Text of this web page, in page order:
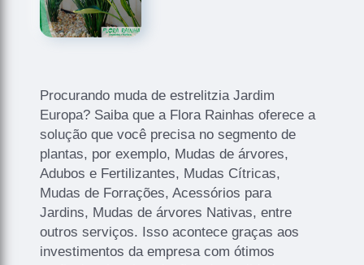
Procurando muda de estrelitzia Jardim
Europa? Saiba que a Flora Rainhas oferece a
solução que você precisa no segmento de
plantas, por exemplo, Mudas de árvores,
Adubos e Fertilizantes, Mudas Cítricas,
Mudas de Forrações, Acessórios para
Jardins, Mudas de árvores Nativas, entre
outros serviços. Isso acontece graças aos
investimentos da empresa com ótimos